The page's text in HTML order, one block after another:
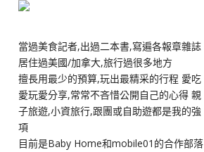
當過美食記者,出過二本書,寫遍各報章雜誌
居住過美國/加拿大,旅行過很多地方
擅長用最少的預算,玩出最精采的行程 愛吃
愛玩愛分享,常常不吝惜公開自己的心得 親
子旅遊,小資旅行,跟團或自助遊都是我的強
項
目前是Baby Home和mobile01的合作部落